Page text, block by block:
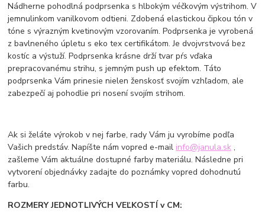
Nádherne pohodlná podprsenka s hlbokým véčkovým výstrihom. V
jemnulinkom vanilkovom odtieni. Zdobená elastickou čipkou tón v
tóne s výrazným kvetinovým vzorovaním. Podprsenka je vyrobená
z bavlneného úpletu s eko tex certifikátom. Je dvojvrstvová bez
kostíc a výstuží. Podprsenka krásne drží tvar pŕs vďaka
prepracovanému strihu, s jemným push up efektom. Táto
podprsenka Vám prinesie nielen ženskosť svojím vzhľadom, ale
zabezpečí aj pohodlie pri nosení svojím strihom.
Ak si želáte výrokob v nej farbe, rady Vám ju vyrobíme podľa
Vašich predstáv. Napíšte nám vopred e-mail info@janula.sk ,
zašleme Vám aktuálne dostupné farby materiálu. Následne pri
vytvorení objednávky zadajte do poznámky vopred dohodnutú
farbu.
ROZMERY JEDNOTLIVÝCH VEĽKOSTÍ v CM: